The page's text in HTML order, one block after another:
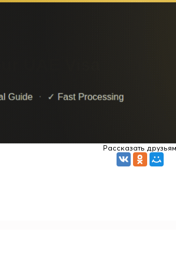
Рассказать друзьям